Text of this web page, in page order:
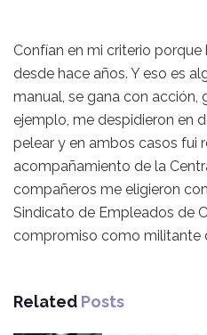
Confían en mi criterio
desde hace años. Y eso es
manual, se gana con acción,
ejemplo, me despidieron en
pelear y en ambos casos fui
acompañamiento de la
compañeros me eligieron
Sindicato de Empleados de
compromiso como militante
Related Posts